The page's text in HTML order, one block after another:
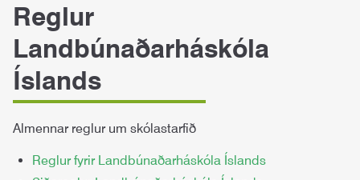
Reglur
Landbúnaðarháskóla
Íslands
Almennar reglur um skólastarfið
Reglur fyrir Landbúnaðarháskóla Íslands